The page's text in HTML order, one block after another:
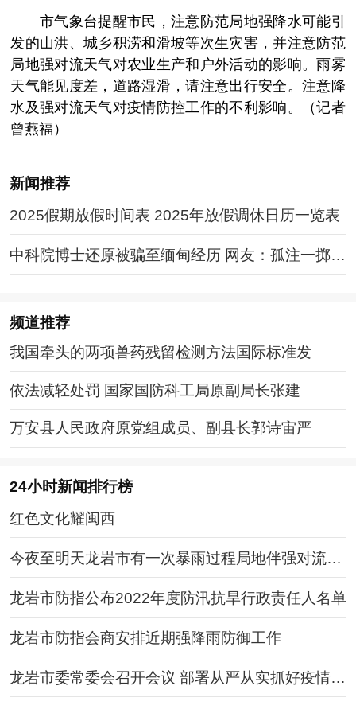
市气象台提醒市民，注意防范局地强降水可能引
发的山洪、城乡积涝和滑坡等次生灾害，并注意防范
局地强对流天气对农业生产和户外活动的影响。雨雾
天气能见度差，道路湿滑，请注意出行安全。注意降
水及强对流天气对疫情防控工作的不利影响。（记者
曾燕福）
新闻推荐
2025假期放假时间表 2025年放假调休日历一览表
中科院博士还原被骗至缅甸经历 网友：孤注一掷现
实版
频道推荐
我国牵头的两项兽药残留检测方法国际标准发
依法减轻处罚 国家国防科工局原副局长张建
万安县人民政府原党组成员、副县长郭诗宙严
24小时新闻排行榜
红色文化耀闽西
今夜至明天龙岩市有一次暴雨过程局地伴强对流天
气
龙岩市防指公布2022年度防汛抗旱行政责任人名单
龙岩市防指会商安排近期强降雨防御工作
龙岩市委常委会召开会议 部署从严从实抓好疫情防
控工作